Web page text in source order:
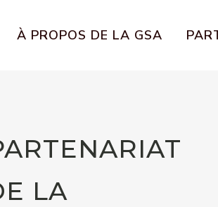
À PROPOS DE LA GSA
LA